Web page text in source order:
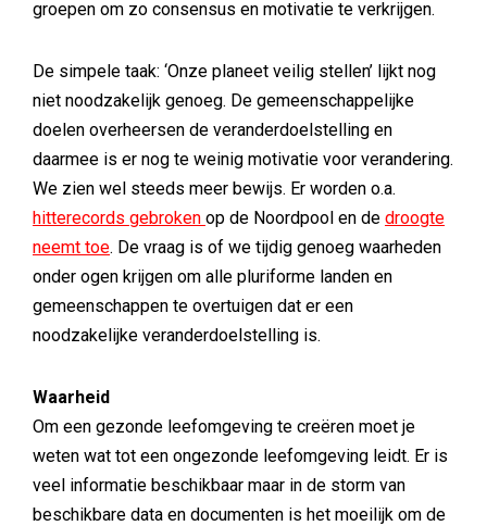
groepen om zo consensus en motivatie te verkrijgen.
De simpele taak: ‘Onze planeet veilig stellen’ lijkt nog
niet noodzakelijk genoeg. De gemeenschappelijke
doelen overheersen de veranderdoelstelling en
daarmee is er nog te weinig motivatie voor verandering.
We zien wel steeds meer bewijs. Er worden o.a.
hitterecords gebroken op de Noordpool en de droogte
neemt toe. De vraag is of we tijdig genoeg waarheden
onder ogen krijgen om alle pluriforme landen en
gemeenschappen te overtuigen dat er een
noodzakelijke veranderdoelstelling is.
Waarheid
Om een gezonde leefomgeving te creëren moet je
weten wat tot een ongezonde leefomgeving leidt. Er is
veel informatie beschikbaar maar in de storm van
beschikbare data en documenten is het moeilijk om de